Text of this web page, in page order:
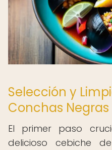
Selección y
Conchas Negras
El primer paso
delicioso cebiche